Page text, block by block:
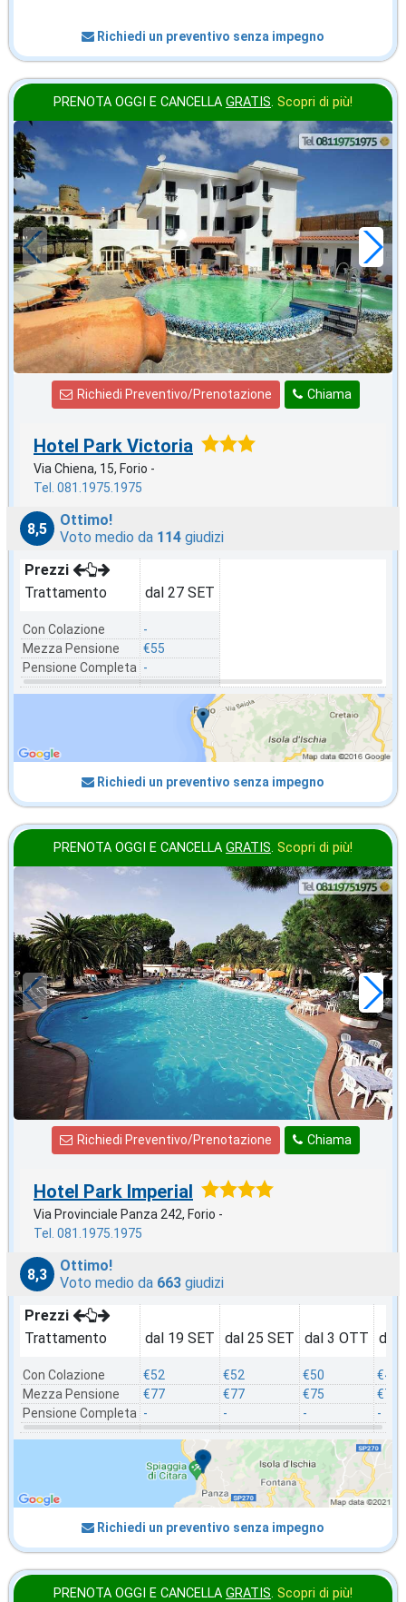
Richiedi un preventivo senza impegno
PRENOTA OGGI E CANCELLA GRATIS. Scopri di più!
ottobre
in offerta da
€55,00
a notte
Chiama
Richiedi Preventivo/Prenotazione
Hotel Park Victoria
Via Chiena, 15, Forio -
Tel. 081.1975.1975
8,5
Ottimo!
Voto medio da 114 giudizi
Prezzi
Trattamento
Con Colazione
Mezza Pensione
Pensione Completa
dal 27 SET
-
€55
-
Richiedi un preventivo senza impegno
PRENOTA OGGI E CANCELLA GRATIS. Scopri di più!
ottobre
in offerta da
€45,00
a notte
Chiama
Richiedi Preventivo/Prenotazione
Hotel Park Imperial
Via Provinciale Panza 242, Forio -
Tel. 081.1975.1975
8,3
Ottimo!
Voto medio da 663 giudizi
Prezzi
Trattamento
Con Colazione
Mezza Pensione
Pensione Completa
dal 19 SET
€52
€77
-
dal 25 SET
€52
€77
-
dal 3 OTT
€50
€75
-
dal
€45
€70
-
Richiedi un preventivo senza impegno
PRENOTA OGGI E CANCELLA GRATIS. Scopri di più!